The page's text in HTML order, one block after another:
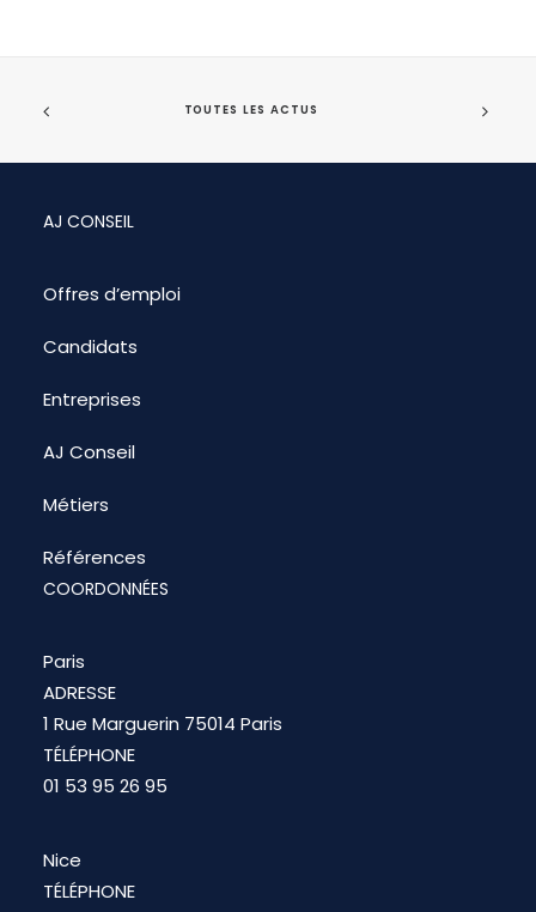
TOUTES LES ACTUS
AJ CONSEIL
Offres d’emploi
Candidats
Entreprises
AJ Conseil
Métiers
Références
COORDONNÉES
Paris
ADRESSE
1 Rue Marguerin 75014 Paris
TÉLÉPHONE
01 53 95 26 95
Nice
TÉLÉPHONE